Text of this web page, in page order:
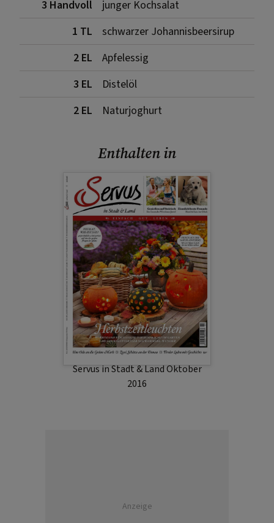
3 Handvoll
junger Kochsalat
1 TL
schwarzer Johannisbeersirup
2 EL
Apfelessig
3 EL
Distelöl
2 EL
Naturjoghurt
Enthalten in
Servus in Stadt & Land Oktober
2016
Anzeige